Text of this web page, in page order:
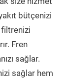
bütçenizi
filtrenizi
Fren
sağlar.
sağlar hem